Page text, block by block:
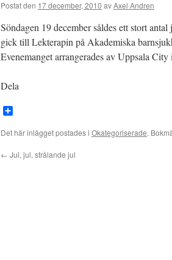
Postat den 17 december, 2010 avAxel Andren
Söndagen 19 december såldes ett stort
gick till Lekterapin på Akademiska
Evenemanget arrangerades av Uppsala
Dela
Det här inlägget postades i Okategoriserade.
← Jul, jul, strålande jul